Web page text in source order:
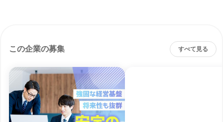
この企業の募集 すべて見る